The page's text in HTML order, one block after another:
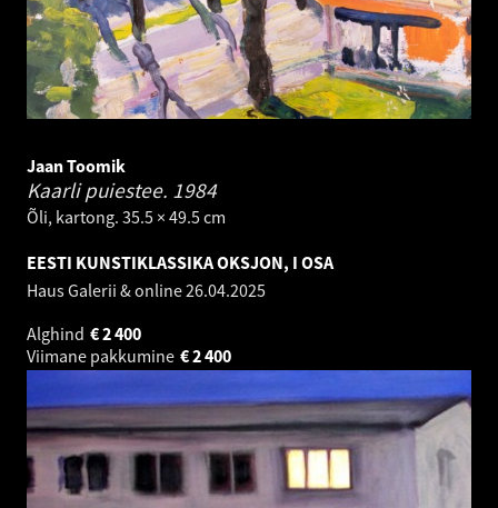
Jaan Toomik
Kaarli puiestee. 1984
Õli, kartong. 35.5 × 49.5 cm
EESTI KUNSTIKLASSIKA OKSJON, I OSA
Haus Galerii & online26.04.2025
Alghind
2 400
€
Viimane pakkumine
2 400
€